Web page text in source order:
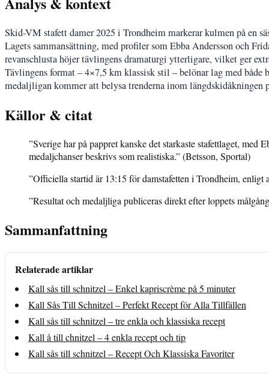
Skid-VM stafett damer 2025 i Trondheim markerar kulmen på en
Lagets sammansättning, med profiler som Ebba Andersson och
revanschlusta höjer tävlingens dramaturgi ytterligare, vilket ger
Tävlingens format – 4×7,5 km klassisk stil – belönar lag med
medaljligan kommer att belysa trenderna inom längdskidåkningen
Källor & citat
”Sverige har på pappret kanske det starkaste stafettlaget, med
medaljchanser beskrivs som realistiska.” (Betsson, Sportal)
”Officiella startid är 13:15 för damstafetten i Trondheim,
”Resultat och medaljliga publiceras direkt efter loppets
Sammanfattning
Relaterade artiklar
Kall sås till schnitzel – Enkel kapriscrème på 5 minuter
Kall Sås Till Schnitzel – Perfekt Recept för Alla Tillfällen
Kall sås till schnitzel – tre enkla och klassiska recept
Kall å till chnitzel – 4 enkla recept och tip
Kall sås till schnitzel – Recept Och Klassiska Favoriter